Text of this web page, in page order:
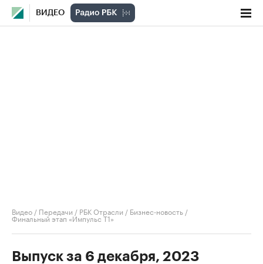
ВИДЕО
Видео / Передачи / РБК Отрасли / Бизнес-новость /
Финальный этап «Импульс Т1»
Выпуск за 6 декабря, 2023